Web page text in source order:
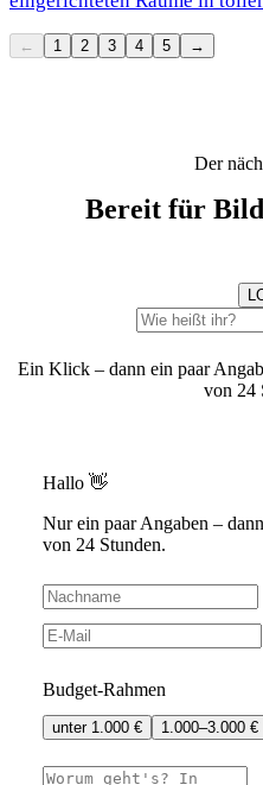
← 1 2 3 4 5 →
Der
Bereit für
Ein Klick – dann ein paar
von 24
Hallo 👋
Nur ein paar Angaben –
von 24 Stunden.
Budget-Rahmen
unter 1.000 € 1.000–3.000 €